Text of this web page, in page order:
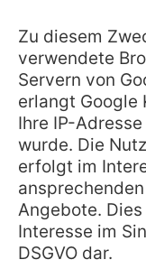
Zu diesem
verwendete
Servern von
erlangt Google
Ihre IP-
wurde. Die
erfolgt im
Angebote.
Interesse im
DSGVO dar.